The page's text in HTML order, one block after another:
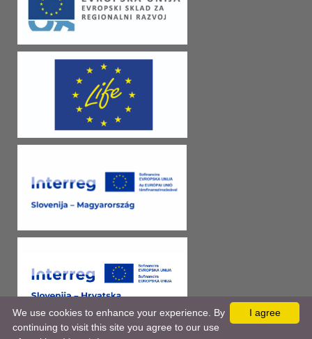
I agree
We use cookies to enhance your experience. By
continuing to visit this site you agree to our use